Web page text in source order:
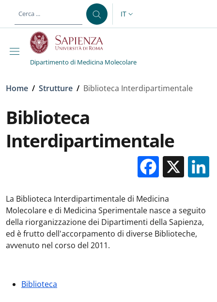
al contenuto principale
SELETTORE LINGUA:
IT
Dipartimento di Medicina Molecolare
Briciole di pane
Home / Strutture / Biblioteca Interdipartimentale
Biblioteca
Interdipartimentale
X
La Biblioteca Interdipartimentale di Medicina
Molecolare e di Medicina Sperimentale nasce a seguito
della riorganizzazione dei Dipartimenti della Sapienza,
ed è frutto dell'accorpamento di diverse Biblioteche,
avvenuto nel corso del 2011.
Biblioteca